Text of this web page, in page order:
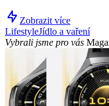
Zobrazit více
LifestyleJídlo a vaření
Vybrali jsme pro vás